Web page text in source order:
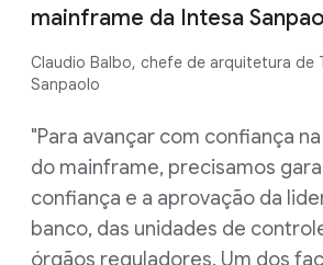
mainframe da Intesa
Claudio Balbo, chefe de arquitetura de
Sanpaolo
"Para avançar com confiança
do mainframe, precisamos
confiança e a aprovação da
banco, das unidades de
órgãos reguladores. Um dos